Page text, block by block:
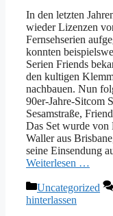
In den letzten
wieder Lizenzen
Fernsehserien
konnten
Serien Friends
den kultigen
nachbauen. Nun
90er-Jahre-Sitcom
Sesamstraße,
Das Set wurde
Waller aus
seine Einsendung
Weiterlesen …
Kategorien
Uncategorized
hinterlassen